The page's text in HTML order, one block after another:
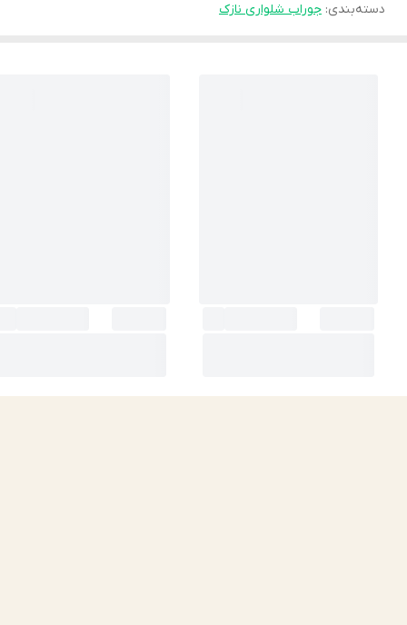
دسته‌بندی: جوراب شلواری نازک